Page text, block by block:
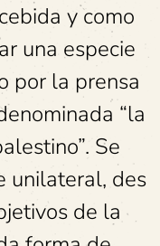
y como
una especie
por la prensa
“la
Se
unilateral, des
de la